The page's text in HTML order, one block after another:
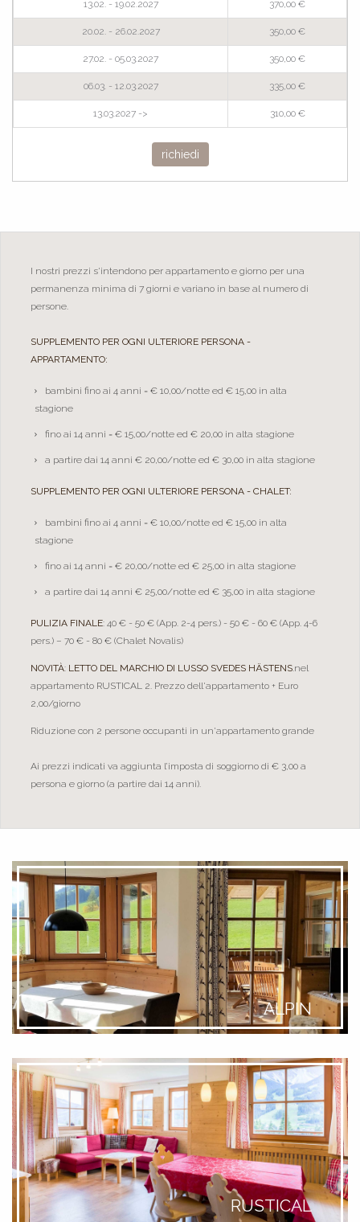
13.02. - 19.02.2027 370,00 €
20.02. - 26.02.2027 350,00 €
27.02. - 05.03.2027 350,00 €
06.03. - 12.03.2027 335,00 €
13.03.2027 -> 310,00 €
richiedi
I nostri prezzi s'intendono per appartamento e giorno per una
permanenza minima di 7 giorni e variano in base al numero di
persone.
SUPPLEMENTO PER OGNI ULTERIORE PERSONA -
APPARTAMENTO:
bambini fino ai 4 anni = € 10,00/notte ed € 15,00 in alta
stagione
fino ai 14 anni = € 15,00/notte ed € 20,00 in alta stagione
a partire dai 14 anni € 20,00/notte ed € 30,00 in alta stagione
SUPPLEMENTO PER OGNI ULTERIORE PERSONA - CHALET:
bambini fino ai 4 anni = € 10,00/notte ed € 15,00 in alta
stagione
fino ai 14 anni = € 20,00/notte ed € 25,00 in alta stagione
a partire dai 14 anni € 25,00/notte ed € 35,00 in alta stagione
PULIZIA FINALE: 40 € - 50 € (App. 2-4 pers.) - 50 € - 60 € (App. 4-6
pers.) – 70 € - 80 € (Chalet Novalis)
NOVITÀ: LETTO DEL MARCHIO DI LUSSO SVEDES HÄSTENS.nel
appartamento RUSTICAL 2. Prezzo dell'appartamento + Euro
2,00/giorno
Riduzione con 2 persone occupanti in un'appartamento grande
Ai prezzi indicati va aggiunta l’imposta di soggiorno di € 3,00 a
persona e giorno (a partire dai 14 anni).
ALPIN
RUSTICAL